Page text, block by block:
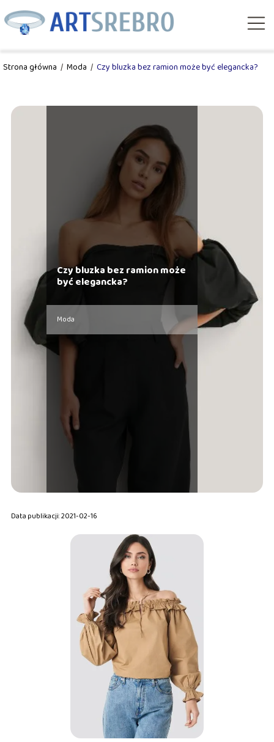
Strona główna / Moda / Czy bluzka bez ramion może być elegancka?
Czy bluzka bez ramion może
być elegancka?
Moda
Data publikacji: 2021-02-16